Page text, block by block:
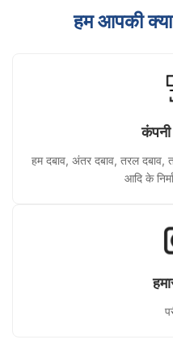
हम आपकी
कंपनी
हम दबाव, अंतर दबाव, तरल दबाव,
आदि के